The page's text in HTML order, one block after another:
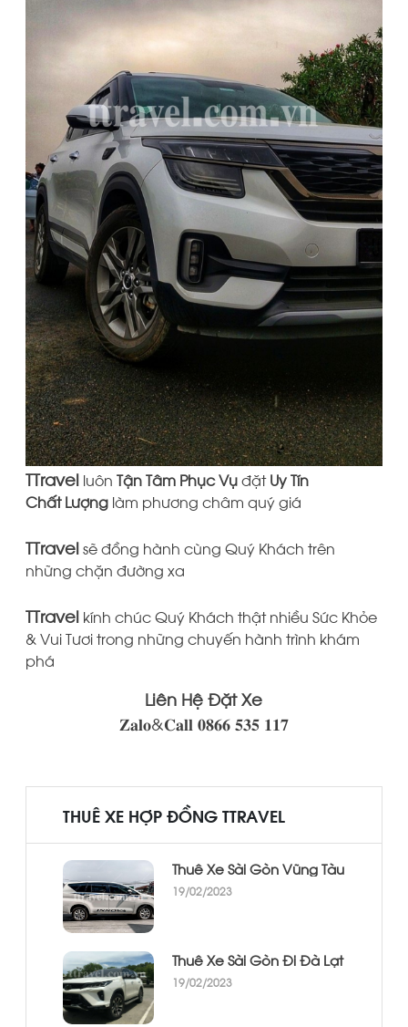
TTravel luônTận Tâm Phục VụđặtUyTín
Chất Lượng làm phương châm quý giá
TTravelsẽ đồng hành cùng Quý Khách trên
những chặn đường xa
TTravel kính chúc Quý Khách thật nhiều Sức Khỏe
& Vui Tươi trong những chuyến hành trình khám
phá
Liên Hệ Đặt Xe
𝐙𝐚𝐥𝐨&𝐂𝐚𝐥𝐥 𝟎𝟖𝟔𝟔 𝟓𝟑𝟓 𝟏𝟏𝟕
THUÊ XE HỢP ĐỒNG TTRAVEL
Thuê Xe Sài Gòn Vũng Tàu
19/02/2023
Thuê Xe Sài Gòn Đi Đà Lạt
19/02/2023